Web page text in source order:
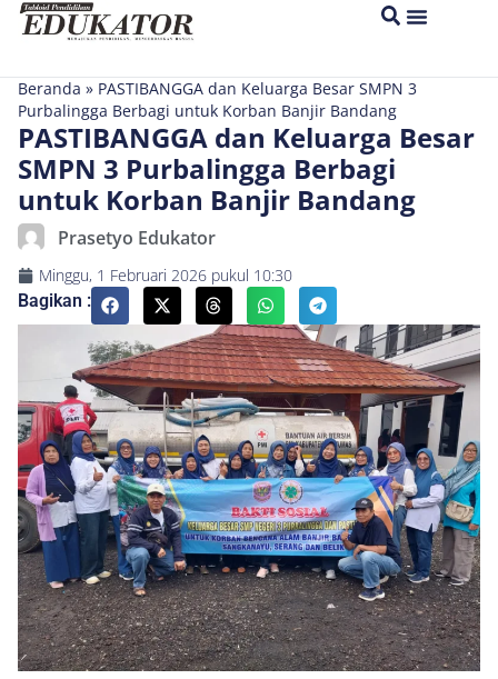
Beranda » PASTIBANGGA dan Keluarga Besar SMPN 3
Purbalingga Berbagi untuk Korban Banjir Bandang
PASTIBANGGA dan Keluarga Besar
SMPN 3 Purbalingga Berbagi
untuk Korban Banjir Bandang
Prasetyo Edukator
Minggu, 1 Februari 2026 pukul 10:30
Bagikan :